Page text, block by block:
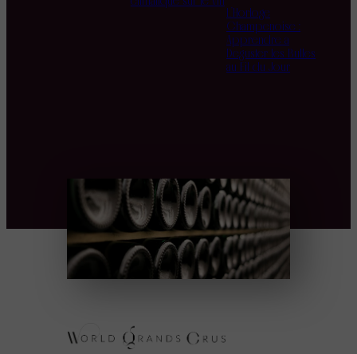
L’Horloge
Champenoise :
Apprendre à
Déguster les Bulles
au Fil du Jour